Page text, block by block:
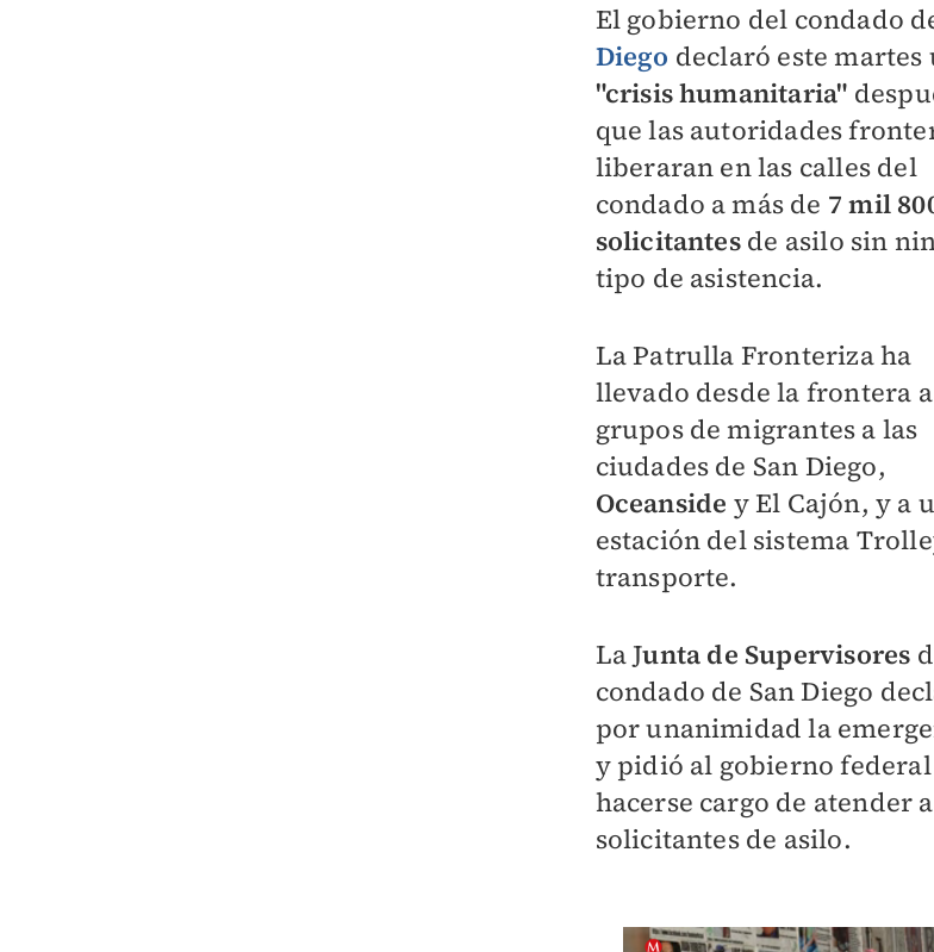
El gobierno del condado
Diego declaró este martes
"crisis humanitaria"
que las autoridades
liberaran en las calles del
condado a más de 7 mil
solicitantesde asilo sin
tipo de asistencia.
La Patrulla Fronteriza ha
llevado desde la frontera a
grupos de migrantes a las
ciudades de San Diego,
Oceanside y El Cajón, y a
estación del sistema
transporte.
La Junta de Supervisores
condado de San Diego
por unanimidad la
y pidió al gobierno
hacerse cargo de atender
solicitantes de asilo.